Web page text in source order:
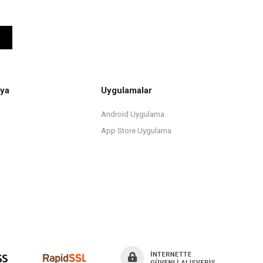
Uygulamalar
Android Uygulama
App Store Uygulama